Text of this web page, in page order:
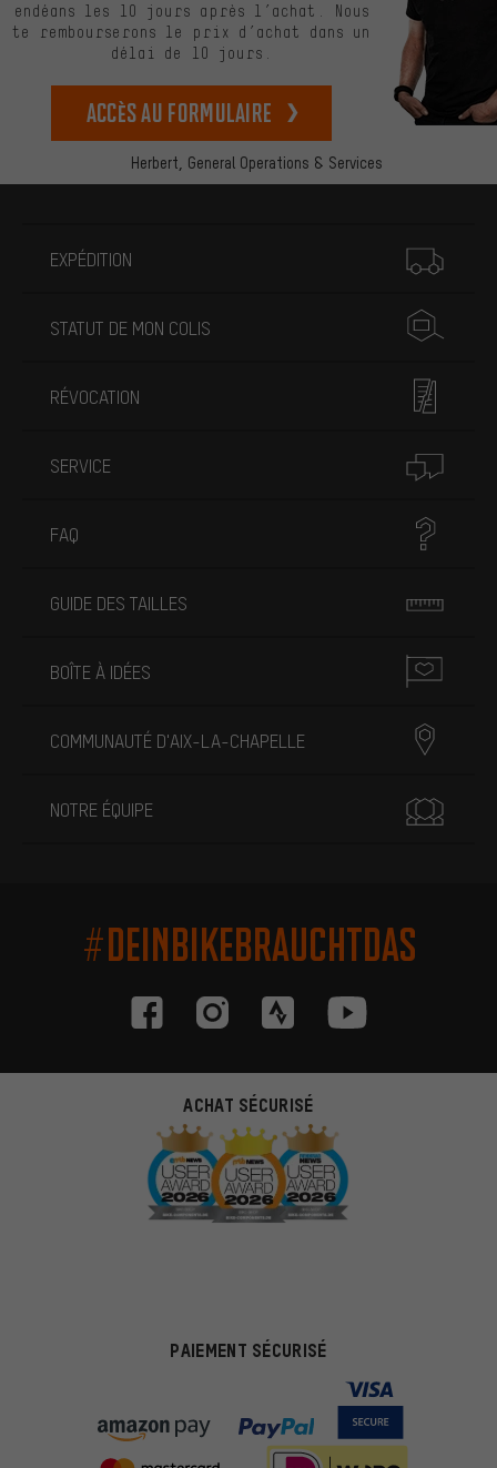
Herbert, General Operations & Services
endéans les 10 jours après l’achat. Nous
te rembourserons le prix d’achat dans un
délai de 10 jours.
Accès au formulaire
EXPÉDITION
STATUT DE MON COLIS
RÉVOCATION
SERVICE
FAQ
GUIDE DES TAILLES
BOÎTE À IDÉES
COMMUNAUTÉ D'AIX-LA-CHAPELLE
NOTRE ÉQUIPE
#DEINBIKEBRAUCHTDAS
ACHAT SÉCURISÉ
PAIEMENT SÉCURISÉ